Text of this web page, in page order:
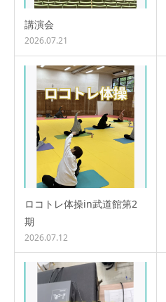
講演会
2026.07.21
ロコトレ体操in武道館第2
期
2026.07.12